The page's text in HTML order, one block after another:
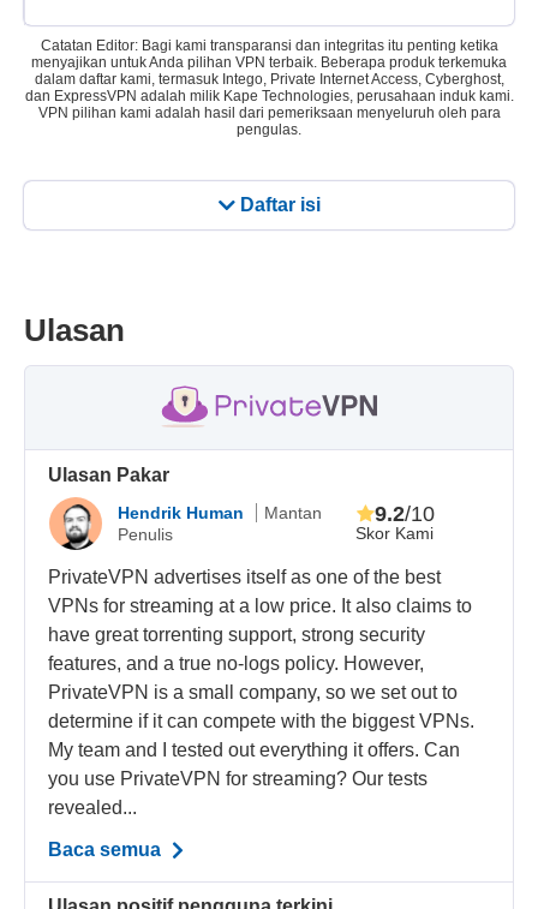
Daftar isi
Catatan Editor: Bagi kami transparansi dan integritas itu penting ketika
menyajikan untuk Anda pilihan VPN terbaik. Beberapa produk terkemuka
dalam daftar kami, termasuk Intego, Private Internet Access, Cyberghost,
dan ExpressVPN adalah milik Kape Technologies, perusahaan induk kami.
VPN pilihan kami adalah hasil dari pemeriksaan menyeluruh oleh para
pengulas.
Ulasan
Ulasan Pakar
Hendrik Human
Mantan
Penulis
Skor Kami
9.2/10
PrivateVPN advertises itself as one of the best
VPNs for streaming at a low price. It also claims to
have great torrenting support, strong security
features, and a true no-logs policy. However,
PrivateVPN is a small company, so we set out to
determine if it can compete with the biggest VPNs.
My team and I tested out everything it offers. Can
you use PrivateVPN for streaming? Our tests
revealed...
Baca semua